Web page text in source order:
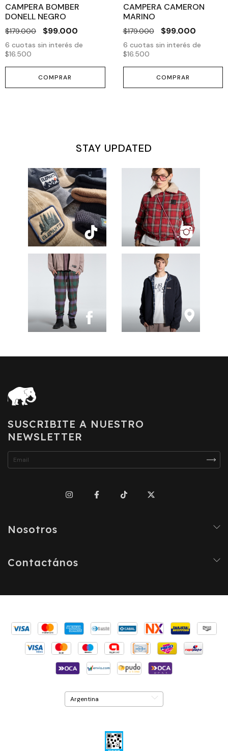
CAMPERA BOMBER
DONELL NEGRO
$179.000 $99.000
6 cuotas sin interés de
$16.500
COMPRAR
CAMPERA CAMERON
MARINO
$179.000 $99.000
6 cuotas sin interés de
$16.500
COMPRAR
STAY UPDATED
SUSCRIBITE A NUESTRO
NEWSLETTER
Nosotros
Contactános